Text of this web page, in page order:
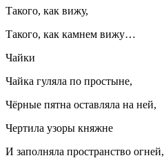
Такого, как вижу,
Такого, как камнем вижу…
Чайки
Чайка гуляла по простыне,
Чёрные пятна оставляла на ней,
Чертила узоры княжне
И заполняла пространство огней,